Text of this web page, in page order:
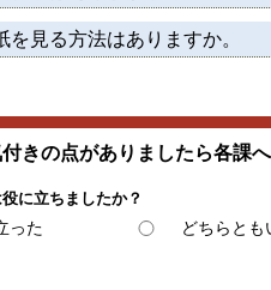
を見る方法はありますか。
きの点がありましたら各課
に立ちましたか？
った どちらとも